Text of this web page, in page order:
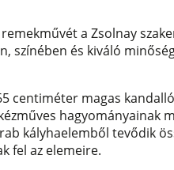
a Zsolnay
színében és kiváló
centiméter magas
hagyományainak
kályhaelemből tevődik
fel az elemeire.